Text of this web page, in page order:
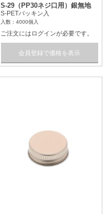
S-29（PP30ネジ口用）銀無地
S-PETパッキン入
入数：4000個入
ご注文にはログインが必要です。
会員登録で価格を表示